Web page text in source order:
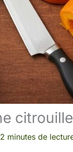
citrouille
2 minutes de